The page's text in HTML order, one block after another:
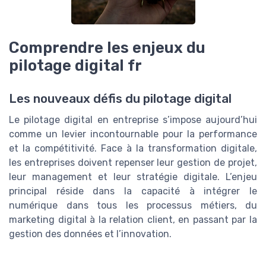
Comprendre les enjeux du
pilotage digital fr
Les nouveaux défis du pilotage digital
Le pilotage digital en entreprise s’impose aujourd’hui
comme un levier incontournable pour la performance
et la compétitivité. Face à la transformation digitale,
les entreprises doivent repenser leur gestion de projet,
leur management et leur stratégie digitale. L’enjeu
principal réside dans la capacité à intégrer le
numérique dans tous les processus métiers, du
marketing digital à la relation client, en passant par la
gestion des données et l’innovation.